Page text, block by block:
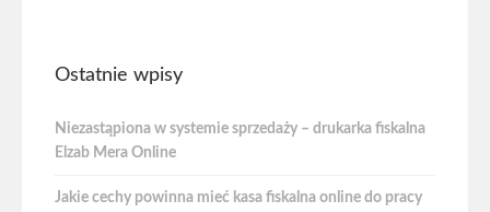
Ostatnie wpisy
Niezastąpiona w systemie sprzedaży – drukarka fiskalna
Elzab Mera Online
Jakie cechy powinna mieć kasa fiskalna online do pracy